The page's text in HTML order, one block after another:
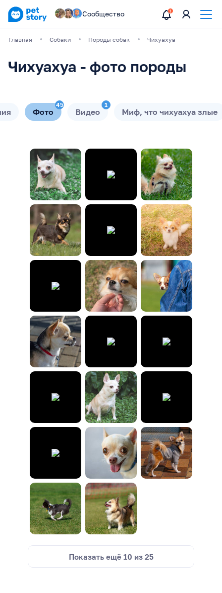
Сообщество
Главная Собаки Породы собак Чихуахуа
Чихуахуа - фото породы
Фото
45
Видео
1
Миф, что чихуахуа злые
Показать ещё 10 из 25